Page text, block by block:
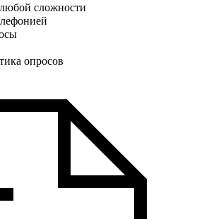
сложности
опросов